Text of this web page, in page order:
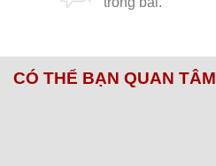
CÓ THỂ BẠN QUAN TÂM